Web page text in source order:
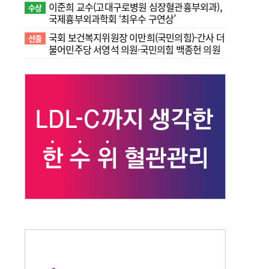
수상
이준희 교수(고대구로병원 심장혈관흉부외과),
국제흉부외과학회 ‘최우수 구연상’
선출 국회 보건복지위원장 이만희(국민의힘)-간사 더
불어민주당 서영석 의원·국민의힘 백종헌 의원